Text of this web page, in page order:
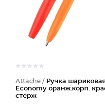
Attache / Ручка
Economy оранж.корп.
стерж